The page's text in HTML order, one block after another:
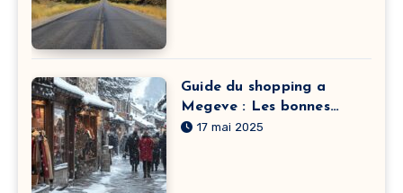
Guide du shopping a
Megeve : Les bonnes
adresses mode pour tous
17 mai 2025